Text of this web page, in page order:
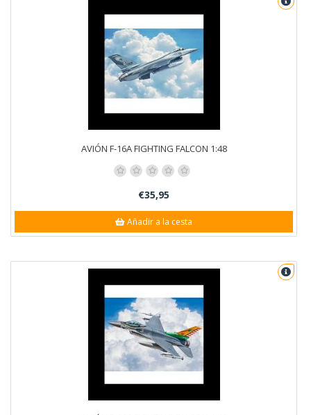
AVIÓN F-16A FIGHTING FALCON 1:48
€35,95
Añadir a la cesta